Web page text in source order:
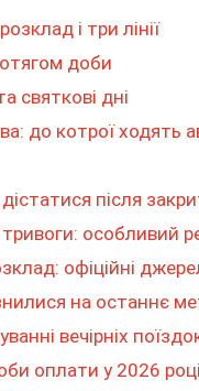
і три лінії
доби
святкові дні
до котрої ходять
після
тривоги: особливий
офіційні
на останнє
вечірніх
оплати у 2026